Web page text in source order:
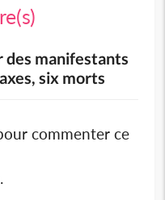
des manifestants
six morts
commenter ce